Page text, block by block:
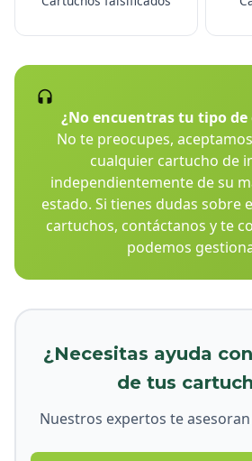
¿No encuentras tu tipo
No te preocupes,
cualquier cartucho de
independientemente de su
estado. Si tienes dudas sobre
cartuchos, contáctanos y te
podemos
¿Necesitas ayuda
de tus
Nuestros expertos te